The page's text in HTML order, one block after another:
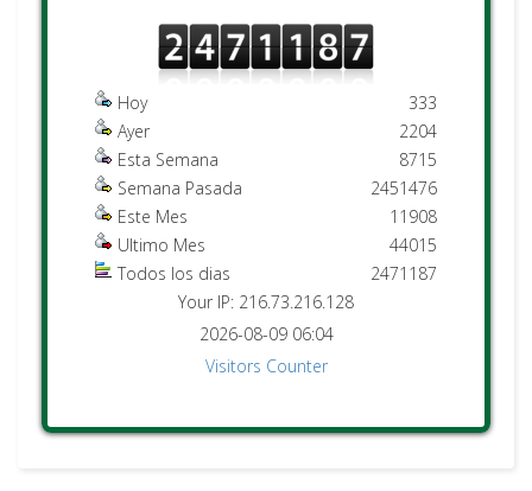
Hoy
Ayer
Esta Semana
Semana Pasada
Este Mes
Ultimo Mes
Todos los dias
333
2204
8715
2451476
11908
44015
2471187
Your IP: 216.73.216.128
2026-08-09 06:04
Visitors Counter